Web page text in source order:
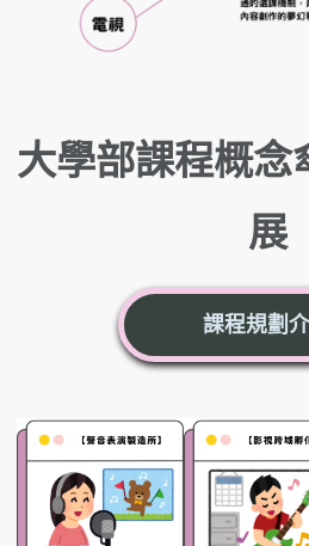
大學部課程概念
展
課程規劃